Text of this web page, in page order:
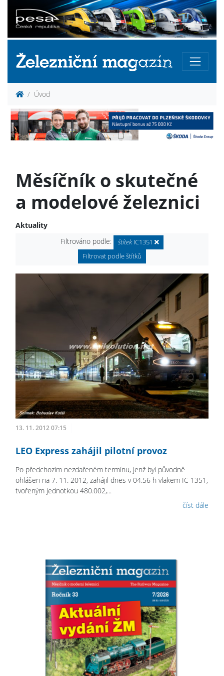
Úvod
Měsíčník o skutečné
a modelové železnici
Aktuality
Filtrováno podle:
štítek IC1351
Filtrovat podle štítků
13. 11. 2012 07:15
LEO Express zahájil pilotní provoz
Po předchozím nezdařeném termínu, jenž byl původně
ohlášen na 7. 11. 2012, zahájil dnes v 04.56 h vlakem IC 1351,
tvořeným jednotkou 480.002,...
číst dále